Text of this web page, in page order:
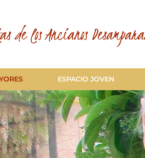
de los Ancianos
ESPACIO JOVEN